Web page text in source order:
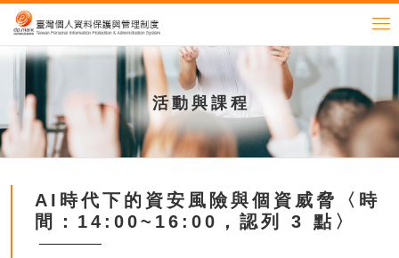
活動與課程
AI時代下的資安風險與個資威脅〈時
間：14:00~16:00，認列 3 點〉